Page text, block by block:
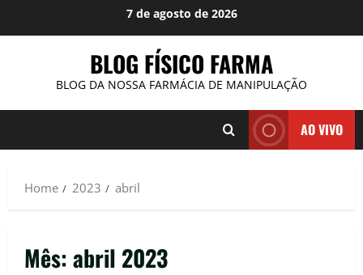
7 de agosto de 2026
BLOG FÍSICO FARMA
BLOG DA NOSSA FARMÁCIA DE MANIPULAÇÃO
AO VIVO
Home 2023 abril
Mês:abril 2023